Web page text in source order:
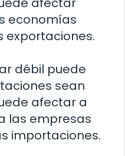
economías
exportaciones.
débil puede
sean
afectar a
las empresas
importaciones.